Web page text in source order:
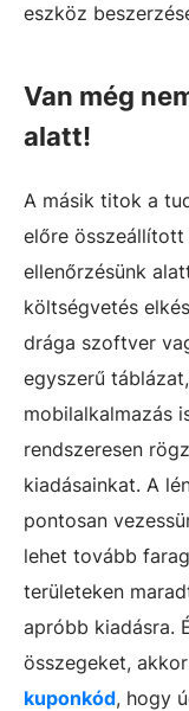
eszköz
Van még
alatt!
A másik titok a
előre
ellenőrzésünk
költségvetés
drága szoftver
egyszerű
mobilalkalmazás
rendszeresen
kiadásainkat. A
pontosan
lehet tovább
területeken
apróbb kiadásra.
összegeket,
kuponkód, hogy